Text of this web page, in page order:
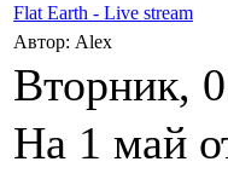
Flat Earth - Live stream
Автор: Alex
Вторник,
На 1 май